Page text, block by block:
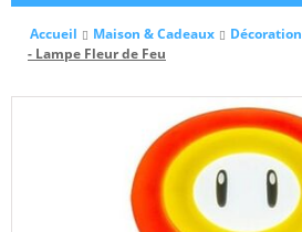
Accueil Maison & Cadeaux Décoration
- Lampe Fleur de Feu